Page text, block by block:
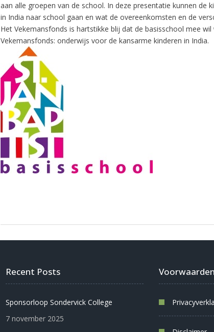
aan alle groepen van de school. In deze presentatie kunnen de
in India naar school gaan en wat de overeenkomsten en de
Het Vekemansfonds is hartstikke blij dat de basisschool mee
Vekemansfonds: onderwijs voor de kansarme kinderen in India.
Recent Posts
Sponsorloop Sondervick College
7 november 2025
Voorwaarden